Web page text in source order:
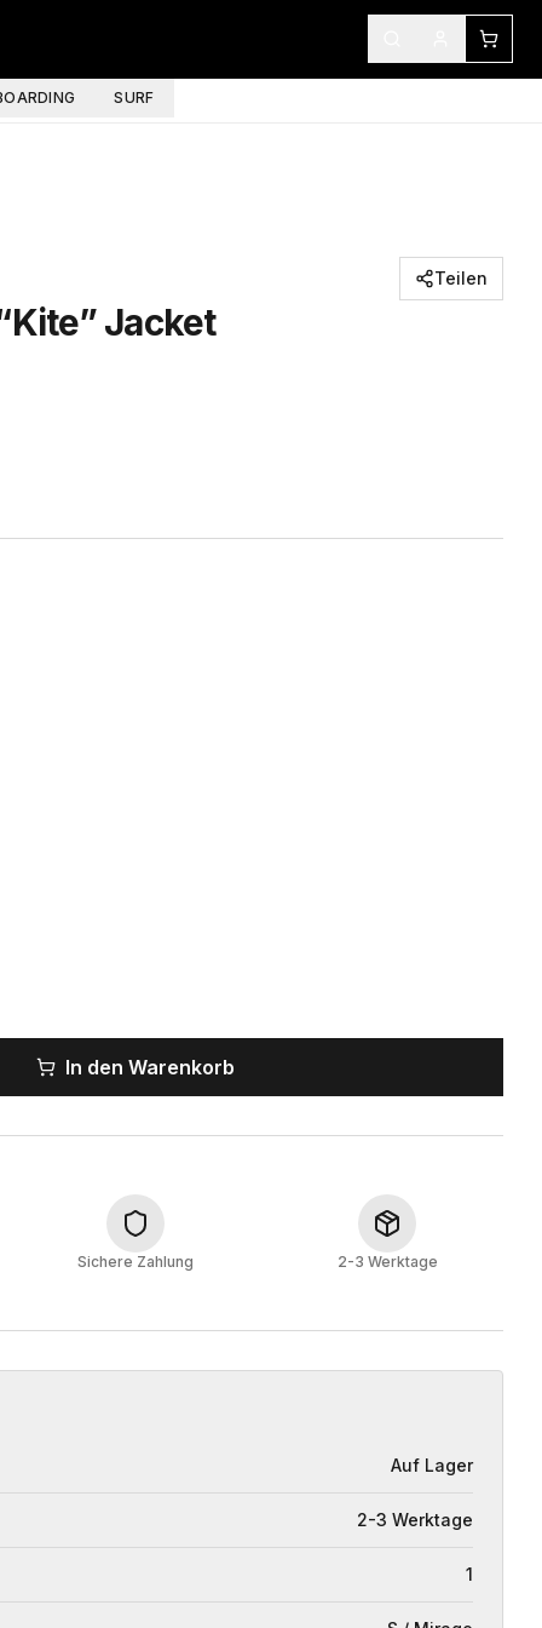
SURF
Jacket
Teilen
In den Warenkorb
Sichere Zahlung 2-3 Werktage
Auf Lager
2-3 Werktage
1